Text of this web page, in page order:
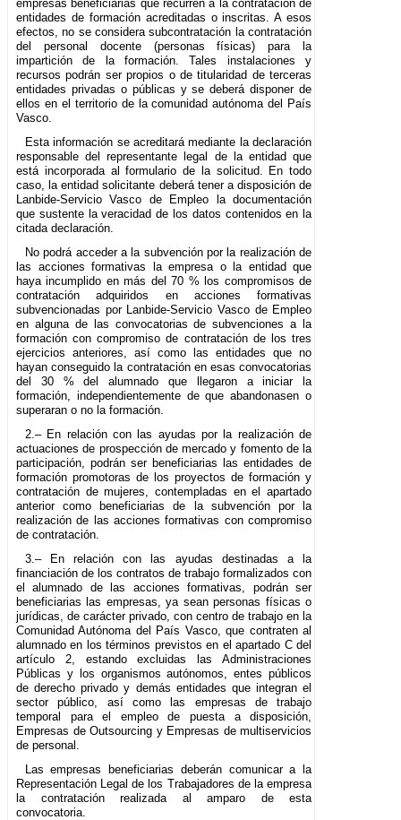
empresas beneficiarias que recurren a la contratación de
entidades de formación acreditadas o inscritas. A esos
efectos, no se considera subcontratación la contratación
del personal docente (personas físicas) para la
impartición de la formación. Tales instalaciones y
recursos podrán ser propios o de titularidad de terceras
entidades privadas o públicas y se deberá disponer de
ellos en el territorio de la comunidad autónoma del País
Vasco.
Esta información se acreditará mediante la declaración
responsable del representante legal de la entidad que
está incorporada al formulario de la solicitud. En todo
caso, la entidad solicitante deberá tener a disposición de
Lanbide-Servicio Vasco de Empleo la documentación
que sustente la veracidad de los datos contenidos en la
citada declaración.
No podrá acceder a la subvención por la realización de
las acciones formativas la empresa o la entidad que
haya incumplido en más del 70 % los compromisos de
contratación adquiridos en acciones formativas
subvencionadas por Lanbide-Servicio Vasco de Empleo
en alguna de las convocatorias de subvenciones a la
formación con compromiso de contratación de los tres
ejercicios anteriores, así como las entidades que no
hayan conseguido la contratación en esas convocatorias
del 30 % del alumnado que llegaron a iniciar la
formación, independientemente de que abandonasen o
superaran o no la formación.
2.– En relación con las ayudas por la realización de
actuaciones de prospección de mercado y fomento de la
participación, podrán ser beneficiarias las entidades de
formación promotoras de los proyectos de formación y
contratación de mujeres, contempladas en el apartado
anterior como beneficiarias de la subvención por la
realización de las acciones formativas con compromiso
de contratación.
3.– En relación con las ayudas destinadas a la
financiación de los contratos de trabajo formalizados con
el alumnado de las acciones formativas, podrán ser
beneficiarias las empresas, ya sean personas físicas o
jurídicas, de carácter privado, con centro de trabajo en la
Comunidad Autónoma del País Vasco, que contraten al
alumnado en los términos previstos en el apartado C del
artículo 2, estando excluidas las Administraciones
Públicas y los organismos autónomos, entes públicos
de derecho privado y demás entidades que integran el
sector público, así como las empresas de trabajo
temporal para el empleo de puesta a disposición,
Empresas de Outsourcing y Empresas de multiservicios
de personal.
Las empresas beneficiarias deberán comunicar a la
Representación Legal de los Trabajadores de la empresa
la contratación realizada al amparo de esta
convocatoria.